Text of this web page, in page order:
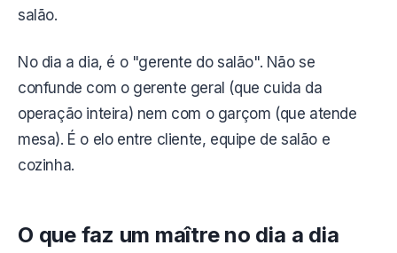
salão.
No dia a dia, é o "gerente do salão". Não se
confunde com o gerente geral (que cuida da
operação inteira) nem com o garçom (que atende
mesa). É o elo entre cliente, equipe de salão e
cozinha.
O que faz um maître no dia a dia